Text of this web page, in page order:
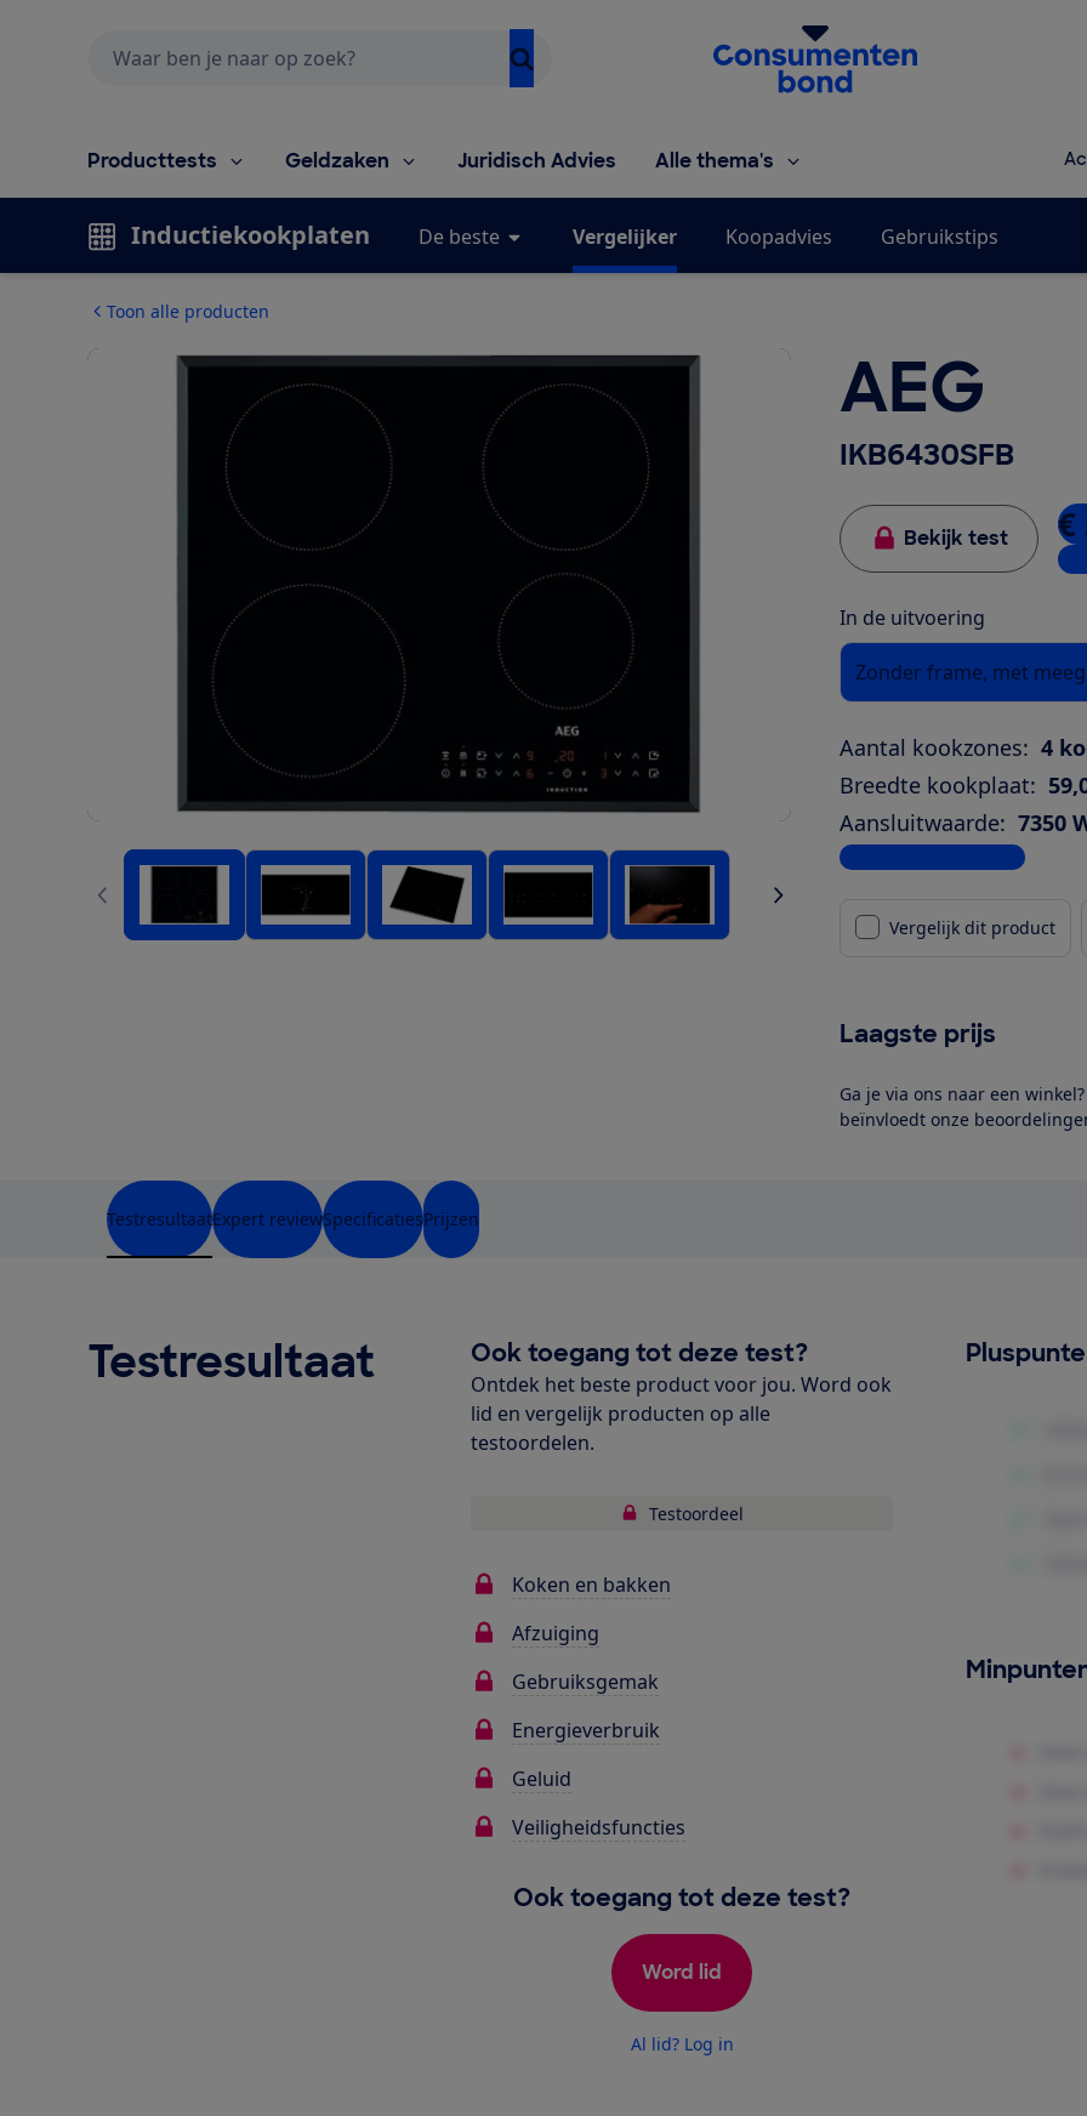
Homepage van de Consumentenbond
Producttests Geldzaken Juridisch Advies Alle thema's
Inductiekookplaten De beste Vergelijker Koopadvies Gebruikstips
Toon alle producten
AEG
IKB6430SFB
Bekijk test €
1
In de uitvoering
Zonder frame, met
Aantal kookzones: 4
Breedte kookplaat:
Aansluitwaarde: 7350
Bekijk alle specificaties
Vergelijk dit product
Laagste prijs
Ga je via ons naar een
beïnvloedt onze
TestresultaatExpert reviewSpecificatiesPrijzen
Testresultaat Ook toegang tot deze test?
Ontdek het beste product voor jou. Word ook
lid en vergelijk producten op alle
testoordelen.
Testoordeel
Koken en bakken
Afzuiging
Gebruiksgemak
Energieverbruik
Geluid
Veiligheidsfuncties
Ook toegang tot deze test?
Word lid
Al lid? Log in